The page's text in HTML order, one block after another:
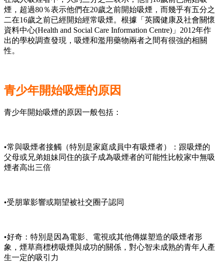
煙，超過80％表示他們在20歲之前開始吸煙，而幾乎有五分之
二在16歲之前已經開始經常吸煙。根據「英國健康及社會關懷
資料中心(Health and Social Care Information Centre)」2012年作
出的學校調查發現，吸煙和濫用藥物兩者之間有很強的相關
性。
青少年開始吸煙的原因
青少年開始吸煙的原因一般包括：
•常與吸煙者接觸（特別是家庭成員中有吸煙者）：跟吸煙的
父母或兄弟姐妹同住的孩子成為吸煙者的可能性比較家中無吸
煙者高出三倍
•受朋輩影響或期望被社交圈子認同
•好奇：特別是因為電影、電視或其他傳媒塑造的吸煙者形
象，煙草商標榜吸煙與成功的關係，對心智未成熟的青年人產
生一定的吸引力